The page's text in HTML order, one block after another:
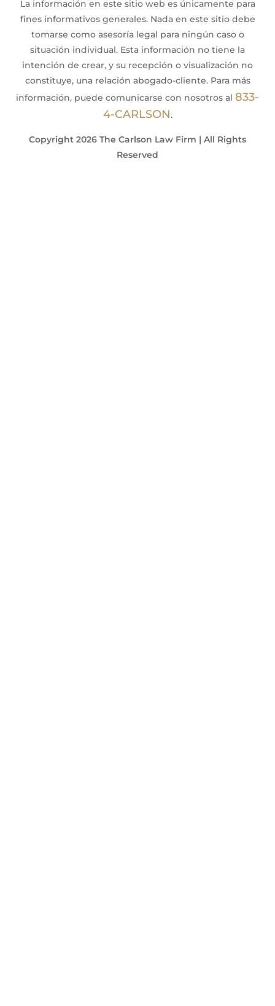
La información en este sitio web es únicamente para
fines informativos generales. Nada en este sitio debe
tomarse como asesoría legal para ningún caso o
situación individual. Esta información no tiene la
intención de crear, y su recepción o visualización no
constituye, una relación abogado-cliente. Para más
información, puede comunicarse con nosotros al 833-
4-CARLSON.
Copyright 2026 The Carlson Law Firm | All Rights
Reserved